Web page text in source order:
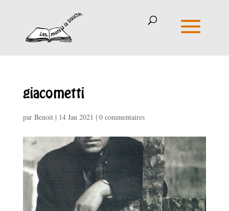
giacometti
par Benoit| 14 Jan 2021 | 0 commentaires